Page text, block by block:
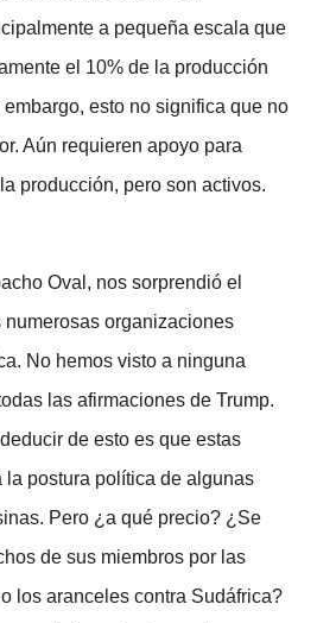
a pequeña escala que
el 10% de la producción
esto no significa que no
Aún requieren apoyo para
producción, pero son activos.
Oval, nos sorprendió el
organizaciones
No hemos visto a ninguna
las afirmaciones de Trump.
de esto es que estas
postura política de algunas
Pero ¿a qué precio? ¿Se
de sus miembros por las
los aranceles contra Sudáfrica?